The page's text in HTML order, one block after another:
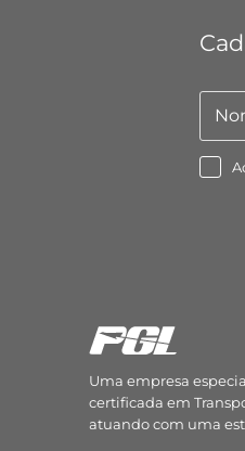
Nome
Uma empresa
certificada em
atuando com uma